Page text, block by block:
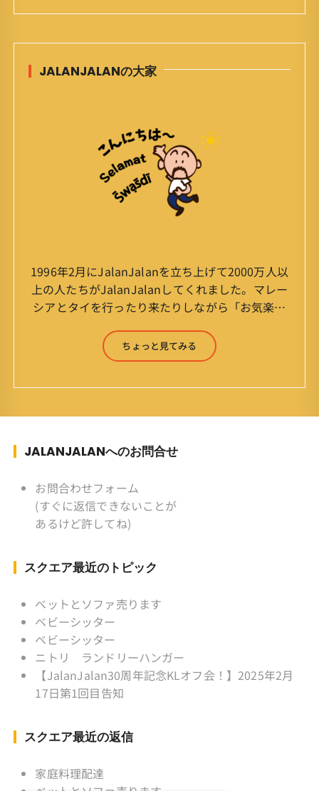
JALANJALANの大家
1996年2月にJalanJalanを立ち上げて2000万人以
上の人たちがJalanJalanしてくれました。マレー
シアとタイを行ったり来たりしながら「お気楽」
森 淳（Jun Yamamori） 生年月日 ：1959年
7月4日(61才) 生まれ ：香港(3才まで)
スポーツ ：水泳(浜名湾流古式泳法、競泳平泳
ク ソフトボール
監督 BKKソフトボール「おぼん
こぼん 」監督 マレーシア歴：1991年から31年
目 タイ歴 ：2001年から21年目
ちょっと見てみる
JALANJALANへのお問合せ
お問合わせフォーム
(すぐに返信できないことが
あるけど許してね)
スクエア最近のトピック
ベットとソファ売ります
ベビーシッター
ベビーシッター
ニトリ ランドリーハンガー
【JalanJalan30周年記念KLオフ会！】2025年2月
17日第1回目告知
スクエア最近の返信
家庭料理配達